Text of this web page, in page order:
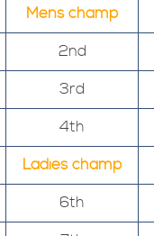
Mens champ
2nd
3rd
4th
Ladies champ
6th